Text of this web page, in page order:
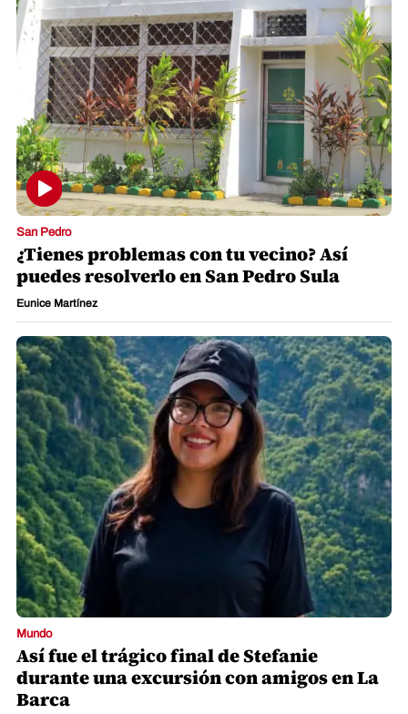
San Pedro
¿Tienes problemas con tu vecino? Así
puedes resolverlo en San Pedro Sula
Eunice Martínez
Mundo
Así fue el trágico final de Stefanie
durante una excursión con amigos en La
Barca